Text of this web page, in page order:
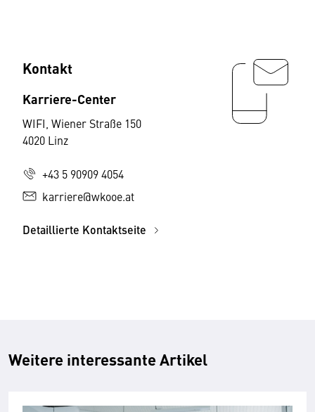
Kontakt
Karriere-Center
WIFI, Wiener Straße 150
4020 Linz
+43 5 90909 4054
karriere@wkooe.at
Detaillierte Kontaktseite
Weitere interessante Artikel